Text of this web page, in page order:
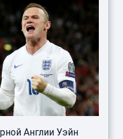
Англии Уэйн